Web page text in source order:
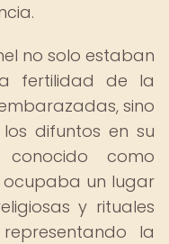
no solo estaban
fertilidad de la
sino
difuntos en su
como
ocupaba un lugar
y rituales
la